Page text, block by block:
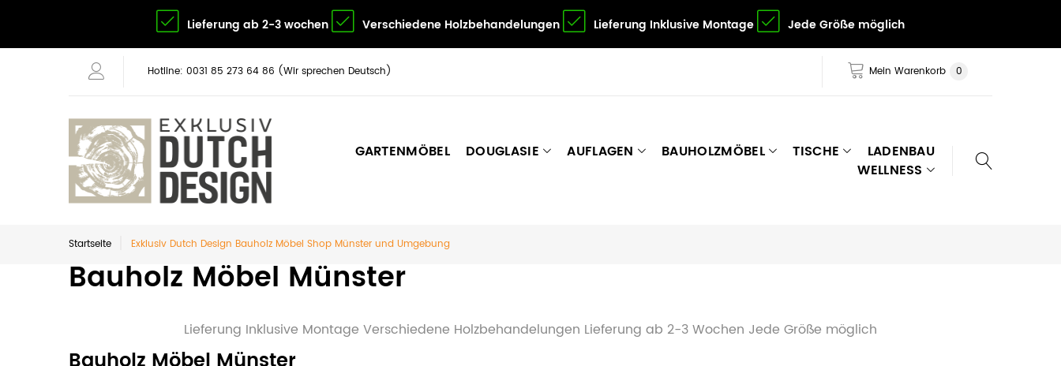
Lieferung ab 2-3 wochen Verschiedene Holzbehandelungen Lieferung Inklusive Montage Jede Größe möglich
Hotline: 0031 85 273 64 86 (Wir sprechen Deutsch) Mein Warenkorb 0
GARTENMÖBEL DOUGLASIE AUFLAGEN BAUHOLZMÖBEL TISCHE
LADENBAU
WELLNESS
Startseite Exklusiv Dutch Design Bauholz Möbel Shop Münster und Umgebung
Bauholz Möbel Münster
Lieferung Inklusive Montage Verschiedene Holzbehandelungen Lieferung ab 2-3 Wochen Jede Größe möglich